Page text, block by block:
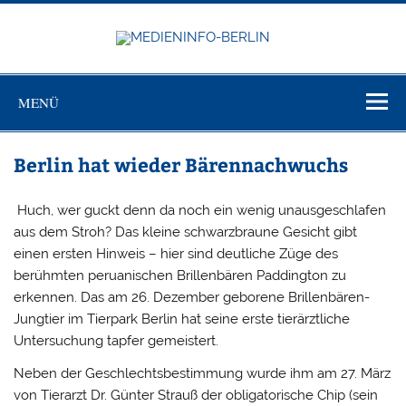
Zum
MENÜ
Berlin hat wieder Bärennachwuchs
Huch, wer guckt denn da noch ein wenig unausgeschlafen
aus dem Stroh? Das kleine schwarzbraune Gesicht gibt
einen ersten Hinweis – hier sind deutliche Züge des
berühmten peruanischen Brillenbären Paddington zu
erkennen. Das am 26. Dezember geborene Brillenbären-
Jungtier im Tierpark Berlin hat seine erste tierärztliche
Untersuchung tapfer gemeistert.
Neben der Geschlechtsbestimmung wurde ihm am 27. März
von Tierarzt Dr. Günter Strauß der obligatorische Chip (sein